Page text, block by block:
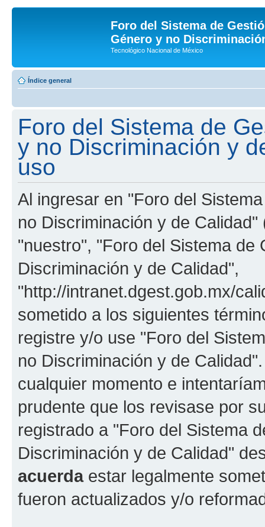
Foro del Sistema de
Género y no
Tecnológico Nacional de México
Índice general
Foro del Sistema de
y no Discriminación y
uso
Al ingresar en "Foro del
no Discriminación y de
"nuestro", "Foro del Sistema de
Discriminación y de Calidad",
"http://intranet.dgest.gob.mx/
sometido a los siguientes
registre y/o use "Foro del
no Discriminación y de
cualquier momento e
prudente que los revisase por
registrado a "Foro del Sistema
Discriminación y de Calidad"
acuerdaestar legalmente
fueron actualizados y/o